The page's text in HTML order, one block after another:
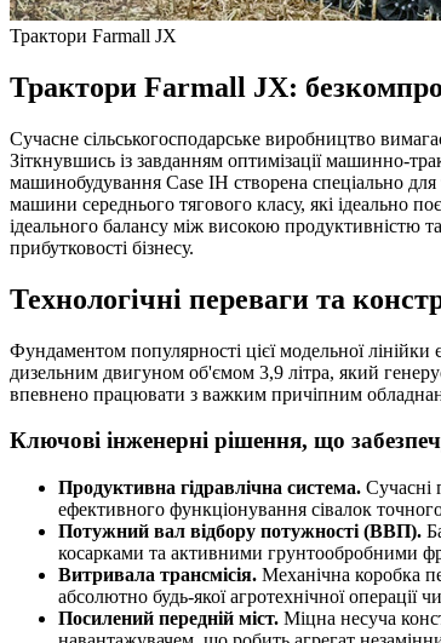
Трактори Farmall JX
Трактори Farmall JX:
Сучасне сільськогосподарське виробництво
Зіткнувшись із завданням оптимізації машинно-
машинобудування Case IH створена спеціально для
машини середнього тягового класу, які ідеально
ідеального балансу між високою продуктивністю
прибутковості бізнесу.
Технологічні переваги та
Фундаментом популярності цієї модельної
дизельним двигуном об'ємом 3,9 літра, який
впевнено працювати з важким причіпним
Ключові інженерні рішення, що
Продуктивна гідравлічна система. Сучасні
ефективного функціонування сівалок
Потужний вал відбору потужності (ВВП).
косарками та активними грунтообробними
Витривала трансмісія. Механічна коробка
абсолютно будь-якої агротехнічної операції
Посилений передній міст. Міцна несуча